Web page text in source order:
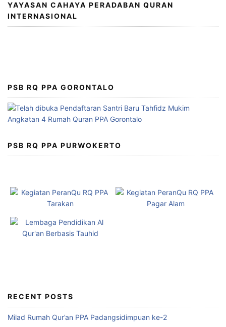
YAYASAN CAHAYA PERADABAN QURAN
INTERNASIONAL
PSB RQ PPA GORONTALO
PSB RQ PPA PURWOKERTO
RECENT POSTS
Milad Rumah Qur’an PPA Padangsidimpuan ke-2